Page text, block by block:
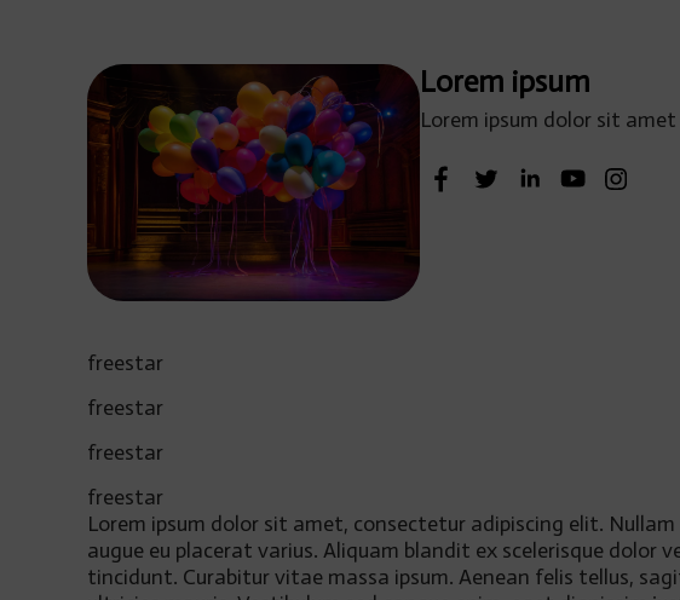
Lorem ipsum
Lorem ipsum dolor sit amet
freestar
freestar
freestar
freestar
Lorem ipsum dolor sit amet, consectetur adipiscing elit. Nullam
augue eu placerat varius. Aliquam blandit ex scelerisque dolor
tincidunt. Curabitur vitae massa ipsum. Aenean felis tellus,